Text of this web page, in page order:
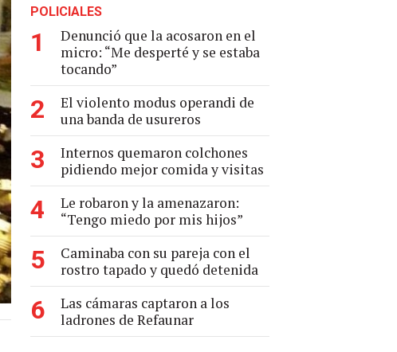
POLICIALES
1
Denunció que la acosaron en el
micro: “Me desperté y se estaba
tocando”
2
El violento modus operandi de
una banda de usureros
3
Internos quemaron colchones
pidiendo mejor comida y visitas
4
Le robaron y la amenazaron:
“Tengo miedo por mis hijos”
5
Caminaba con su pareja con el
rostro tapado y quedó detenida
6
Las cámaras captaron a los
ladrones de Refaunar